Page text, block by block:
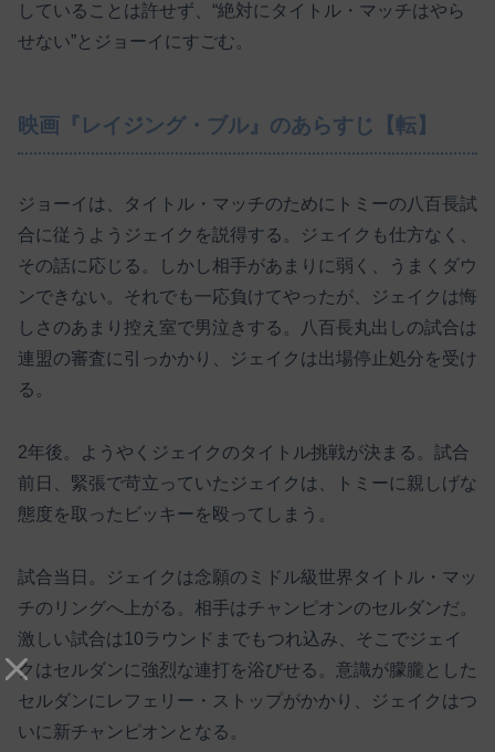
していることは許せず、“絶対にタイトル・マッチはやら
せない”とジョーイにすごむ。
映画『レイジング・ブル』のあらすじ【転】
ジョーイは、タイトル・マッチのためにトミーの八百長試
合に従うようジェイクを説得する。ジェイクも仕方なく、
その話に応じる。しかし相手があまりに弱く、うまくダウ
ンできない。それでも一応負けてやったが、ジェイクは悔
しさのあまり控え室で男泣きする。八百長丸出しの試合は
連盟の審査に引っかかり、ジェイクは出場停止処分を受け
る。
2年後。ようやくジェイクのタイトル挑戦が決まる。試合
前日、緊張で苛立っていたジェイクは、トミーに親しげな
態度を取ったビッキーを殴ってしまう。
試合当日。ジェイクは念願のミドル級世界タイトル・マッ
チのリングへ上がる。相手はチャンピオンのセルダンだ。
激しい試合は10ラウンドまでもつれ込み、そこでジェイ
クはセルダンに強烈な連打を浴びせる。意識が朦朧とした
セルダンにレフェリー・ストップがかかり、ジェイクはつ
いに新チャンピオンとなる。